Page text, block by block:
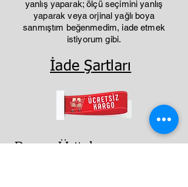
yanlış yaparak; ölçü seçimini yanlış
yaparak veya orjinal yağlı boya
sanmıştım beğenmedim, iade etmek
istiyorum gibi.
İade Şartları
Benzer Ürünler